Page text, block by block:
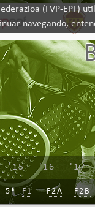
(FVP-
navegando,
'17
'16
'15
5ª F1 F2A F2B